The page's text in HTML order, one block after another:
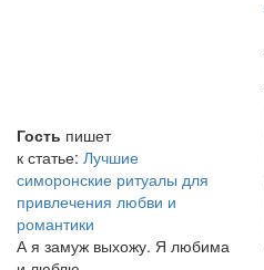
Гость пишет
к статье: Лучшие
симоронские ритуалы для
привлечения любви и
романтики
А я замуж выхожу. Я любима